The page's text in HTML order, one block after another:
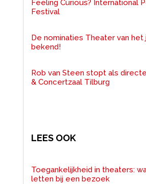
Feeling Curious? International
Festival
De nominaties Theater van het
bekend!
Rob van Steen stopt als
& Concertzaal Tilburg
LEES OOK
Toegankelijkheid in theaters:
letten bij een bezoek